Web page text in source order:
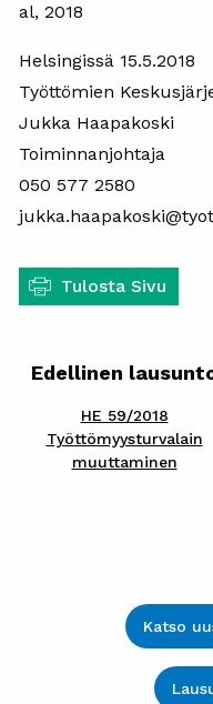
al, 2018
Helsingissä 15.5.2018
Työttömien
Jukka Haapakoski
Toiminnanjohtaja
050 577 2580
Tulosta Sivu
Edellinen
HE 59/2018
Työttömyysturvalain
muuttaminen
Katso